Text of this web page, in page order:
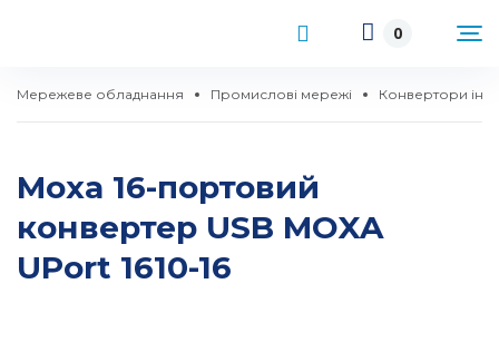
0
Мережеве обладнання Промислові мережі Конвертори
Moxa 16-портовий
конвертер USB MOXA
UPort 1610-16